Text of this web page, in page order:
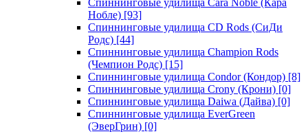
Спиннинговые удилища Cara Noble (Кара
Нобле) [93]
Спиннинговые удилища CD Rods (СиДи
Родс) [44]
Спиннинговые удилища Champion Rods
(Чемпион Родс) [15]
Спиннинговые удилища Condor (Кондор) [8]
Спиннинговые удилища Crony (Крони) [0]
Спиннинговые удилища Daiwa (Дайва) [0]
Спиннинговые удилища EverGreen
(ЭверГрин) [0]